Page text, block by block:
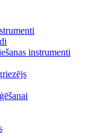
instrumenti